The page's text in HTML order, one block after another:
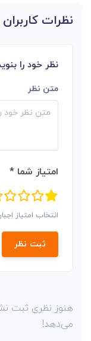
نظرات کاربران
نظر خود را
متن نظر
امتیاز شما *
انتخاب امتیاز
ثبت نظر
هنوز نظری ثبت
می‌دهد!